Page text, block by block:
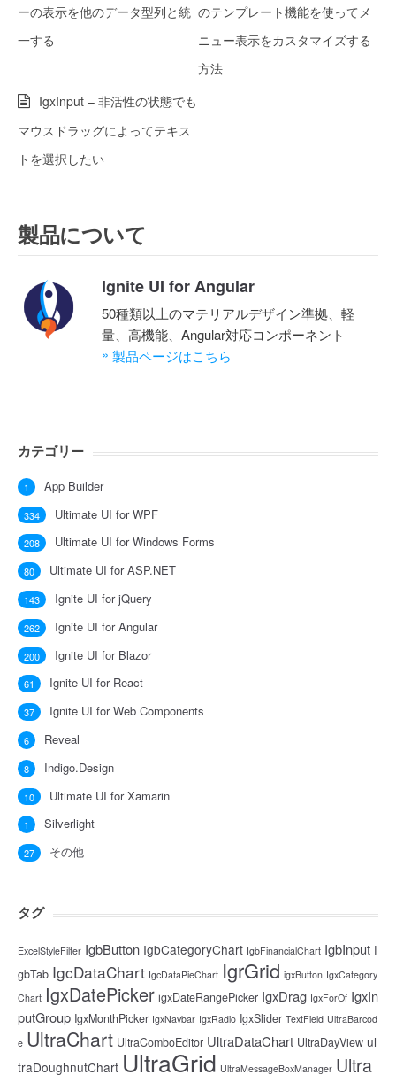
ーの表示を他のデータ型列と統
一する
のテンプレート機能を使ってメ
ニュー表示をカスタマイズする
方法
IgxInput – 非活性の状態でも
マウスドラッグによってテキス
トを選択したい
製品について
Ignite UI for Angular
50種類以上のマテリアルデザイン準拠、軽
量、高機能、Angular対応コンポーネント
» 製品ページはこちら
カテゴリー
App Builder
1
Ultimate UI for WPF
334
Ultimate UI for Windows Forms
208
Ultimate UI for ASP.NET
80
Ignite UI for jQuery
143
Ignite UI for Angular
262
Ignite UI for Blazor
200
Ignite UI for React
61
Ignite UI for Web Components
37
Reveal
6
Indigo.Design
8
Ultimate UI for Xamarin
10
Silverlight
1
その他
27
タグ
ExcelStyleFilter IgbButton IgbCategoryChart IgbFinancialChart IgbInput I
gbTab IgcDataChart IgcDataPieChart IgrGrid igxButton IgxCategory
Chart IgxDatePicker igxDateRangePicker IgxDrag IgxForOf IgxIn
putGroup IgxMonthPicker IgxNavbar IgxRadio IgxSlider TextField UltraBarcod
e UltraChart UltraComboEditor UltraDataChart UltraDayView ul
traDoughnutChart UltraGrid UltraMessageBoxManager Ultra